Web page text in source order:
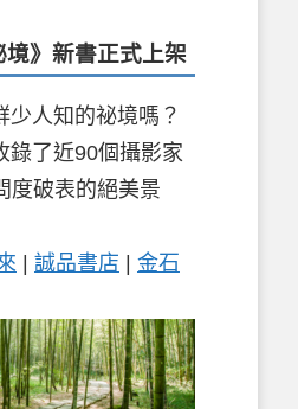
境》新書正式上架
少人知的祕境嗎？
錄了近90個攝影家
度破表的絕美景
| 誠品書店 | 金石